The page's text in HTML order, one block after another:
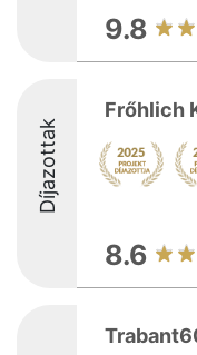
9.8
Díjazottak
Frőhlich
8.6